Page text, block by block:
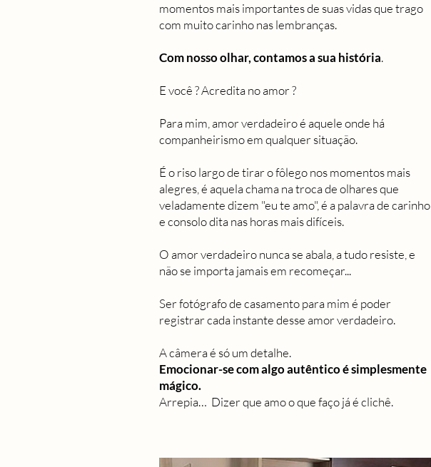
momentos mais importantes de suas vidas que trago
com muito carinho nas lembranças.
Com nosso olhar, contamos a sua história.
E você ? Acredita no amor ?
Para mim, amor verdadeiro é aquele onde há
companheirismo em qualquer situação.
É o riso largo de tirar o fôlego nos momentos mais
alegres, é aquela chama na troca de olhares que
veladamente dizem "eu te amo", é a palavra de carinho
e consolo dita nas horas mais difíceis.
O amor verdadeiro nunca se abala, a tudo resiste, e
não se importa jamais em recomeçar...
Ser fotógrafo de casamento para mim é poder
registrar cada instante desse amor verdadeiro.
A câmera é só um detalhe.
Emocionar-se com algo autêntico é simplesmente
mágico.
Arrepia… Dizer que amo o que faço já é clichê.